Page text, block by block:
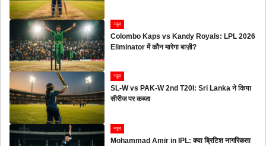
न्यूज
Colombo Kaps vs Kandy Royals: LPL 2026
Eliminator में कौन मारेगा बाज़ी?
न्यूज
SL-W vs PAK-W 2nd T20I: Sri Lanka ने किया
सीरीज पर कब्जा
न्यूज
Mohammad Amir in IPL: क्या ब्रिटिश नागरिकता